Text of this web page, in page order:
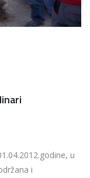
u
i